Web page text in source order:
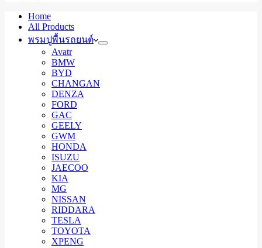
Home
All Products
พรมปูพื้นรถยนต์
Avatr
BMW
BYD
CHANGAN
DENZA
FORD
GAC
GEELY
GWM
HONDA
ISUZU
JAECOO
KIA
MG
NISSAN
RIDDARA
TESLA
TOYOTA
XPENG